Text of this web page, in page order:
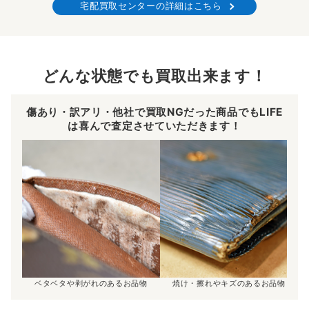
宅配買取センターの詳細はこちら
どんな状態でも買取出来ます！
傷あり・訳アリ・他社で買取NGだった商品でもLIFE
は喜んで査定させていただきます！
ベタベタや剥がれのあるお品物 焼け・擦れやキズのあるお品物